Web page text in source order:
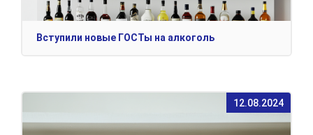
Вступили новые ГОСТы на алкоголь
12.08.2024